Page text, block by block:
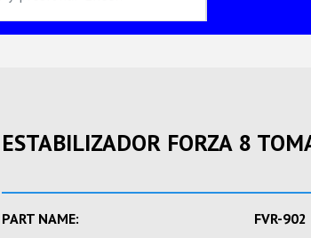
ESTABILIZADOR FORZA 8
PART NAME: FVR-902